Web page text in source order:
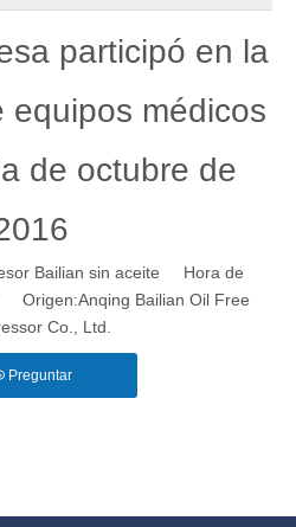
participó en la
equipos médicos
de octubre de
Bailian sin aceite Hora de
Origen:Anqing Bailian Oil Free
Co., Ltd.
Preguntar